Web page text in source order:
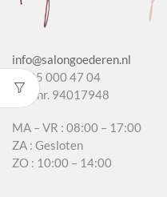
info@salongoederen.nl
T 085 000 47 04
KvK nr. 94017948
MA – VR : 08:00 – 17:00
ZA : Gesloten
ZO : 10:00 – 14:00